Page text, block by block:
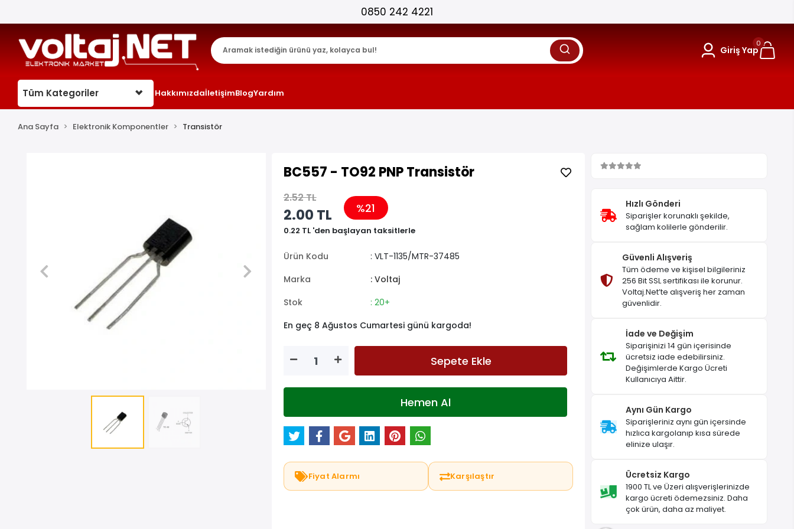
25.000+ AKTİF ÜRÜN !
Giriş Yap
0
Tüm Kategoriler HakkımızdaİletişimBlogYardım
Ana Sayfa Elektronik Komponentler Transistör
BC557 - TO92 PNP Transistör
2.52 TL
2.00 TL %21
0.22 TL 'den başlayan taksitlerle
Ürün Kodu
: VLT-1135/MTR-37485
Marka
: Voltaj
Stok
: 20+
En geç 8 Ağustos Cumartesi günü kargoda!
Sepete Ekle
Hemen Al
Fiyat Alarmı Karşılaştır
Hızlı Gönderi
Siparişler korunaklı şekilde,
sağlam kolilerle gönderilir.
Güvenli Alışveriş
Tüm ödeme ve kişisel bilgileriniz
256 Bit SSL sertifikası ile korunur.
Voltaj.Net’te alışveriş her zaman
güvenlidir.
İade ve Değişim
Siparişinizi 14 gün içerisinde
ücretsiz iade edebilirsiniz.
Değişimlerde Kargo Ücreti
Kullanıcıya Aittir.
Aynı Gün Kargo
Siparişleriniz aynı gün içersinde
hızlıca kargolanıp kısa sürede
elinize ulaşır.
Ücretsiz Kargo
1900 TL ve Üzeri alışverişlerinizde
kargo ücreti ödemezsiniz. Daha
çok ürün, daha az maliyet.